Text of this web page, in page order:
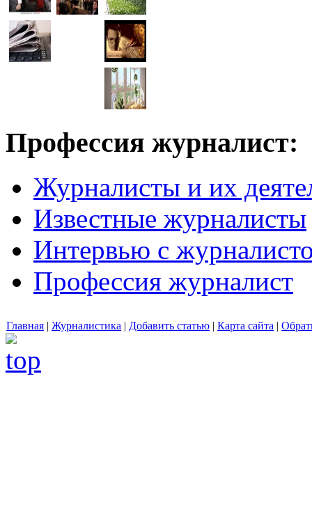
Профессия журналист:
Журналисты и их
Известные журналисты
Интервью с
Профессия журналист
Главная | Журналистика | Добавить статью | Карта сайта |